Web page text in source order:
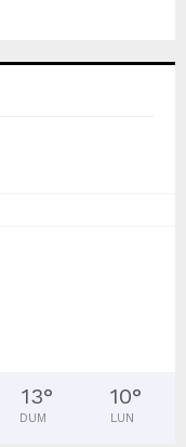
13°
DUM
10°
LUN